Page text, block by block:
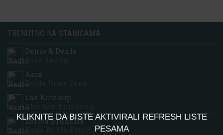
KLIKNITE DA BISTE AKTIVIRALI REFRESH LISTE
PESAMA
TRENUTNO NA STANICAMA
Denis & Denis
Oaze Snova
Azra
Tople Usne Zene
Las Ketchup
The Ketchup Song
Zorica Brunclik
Kada Bi Me Pitali